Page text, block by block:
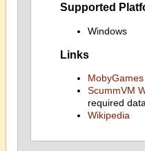
Supported
Windows
Links
MobyGames
ScummVM
required
Wikipedia